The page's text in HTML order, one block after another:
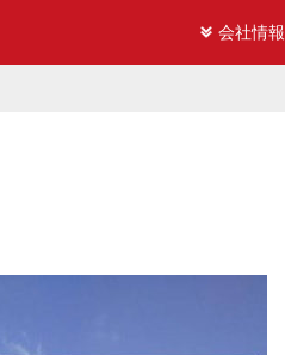
会社情報